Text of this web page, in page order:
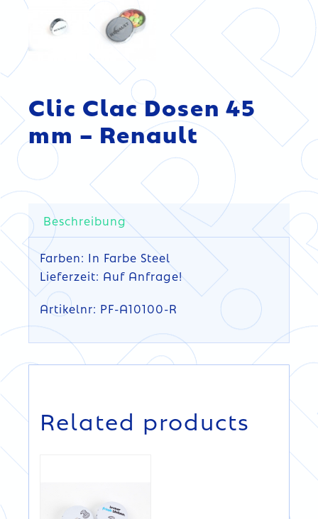
Clic Clac Dosen 45
mm – Renault
Beschreibung
Farben: In Farbe Steel
Lieferzeit: Auf Anfrage!
Artikelnr: PF-A10100-R
Related products